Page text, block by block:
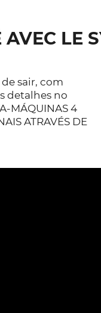
LE
sair, com
detalhes no
MÁQUINAS 4
ATRAVÉS DE